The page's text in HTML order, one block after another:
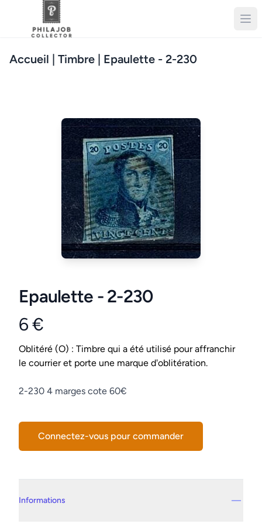
Accueil | Timbre | Epaulette - 2-230
Epaulette - 2-230
Product information
6 €
Conditions
Oblitéré (O) : Timbre qui a été utilisé pour affranchir
le courrier et porte une marque d'oblitération.
Description
2-230 4 marges cote 60€
Connectez-vous pour commander
Informations